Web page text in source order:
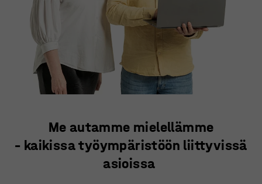
Me autamme mielellämme
– kaikissa työympäristöön liittyvissä
asioissa